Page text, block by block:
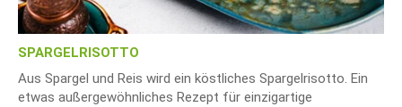
SPARGELRISOTTO
Aus Spargel und Reis wird ein köstliches Spargelrisotto. Ein
etwas außergewöhnliches Rezept für einzigartige